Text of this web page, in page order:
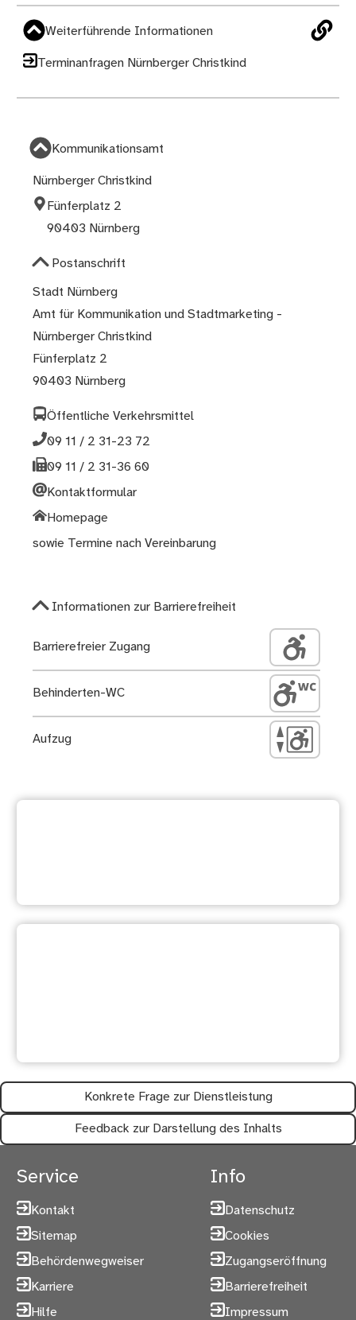
Weiterführende Informationen
Terminanfragen Nürnberger Christkind
Kommunikationsamt
Nürnberger Christkind
Fünferplatz 2
90403 Nürnberg
Postanschrift
Stadt Nürnberg
Amt für Kommunikation und Stadtmarketing -
Nürnberger Christkind
Fünferplatz 2
90403 Nürnberg
Öffentliche Verkehrsmittel
09 11 / 2 31-23 72
09 11 / 2 31-36 60
Kontaktformular
Homepage
sowie Termine nach Vereinbarung
Informationen zur Barrierefreiheit
Barrierefreier Zugang
Behinderten-WC
Aufzug
Konkrete Frage zur Dienstleistung
Feedback zur Darstellung des Inhalts
Service
Kontakt
Sitemap
Behördenwegweiser
Karriere
Hilfe
Info
Datenschutz
Cookies
Zugangseröffnung
Barrierefreiheit
Impressum